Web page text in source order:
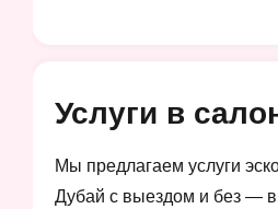
Мы предлагаем услуги
Дубай с выездом и без —